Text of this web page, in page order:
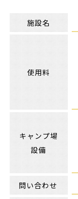
施設名
使用料
キャンプ場
設備
問い合わせ